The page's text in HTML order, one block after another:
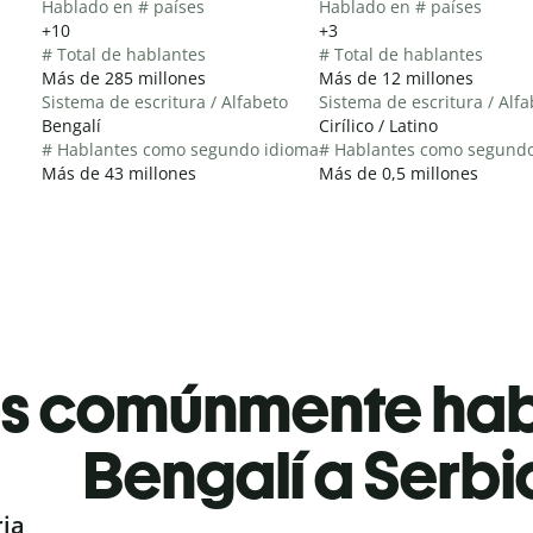
Hablado en # países
+10
# Total de hablantes
Más de 285 millones
Sistema de escritura / Alfabeto
Bengalí
# Hablantes como segundo idioma
Más de 43 millones
Hablado en # países
+3
# Total de hablantes
Más de 12 millones
Sistema de escritura /
Cirílico / Latino
# Hablantes como
Más de 0,5 millones
comúnmente
Bengalí a